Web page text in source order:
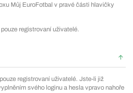
Můj EuroFotbal v pravé části hlavičky
registrovaní uživatelé.
registrovaní uživatelé. Jste-li již
svého loginu a hesla vpravo nahoře